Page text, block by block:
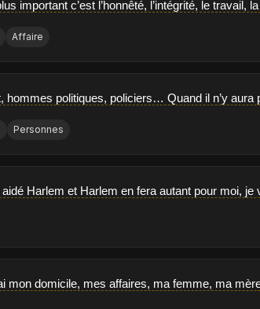
important c’est l’honnêté, l’intégrité, le travail,
Affaire
hommes politiques, policiers… Quand il n’y aura
Personnes
Harlem et Harlem en fera autant pour moi,
mon domicile, mes affaires, ma femme, ma